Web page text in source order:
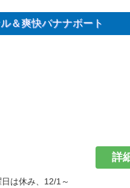
＆爽快バナナボート
は休み、12/1～
詳